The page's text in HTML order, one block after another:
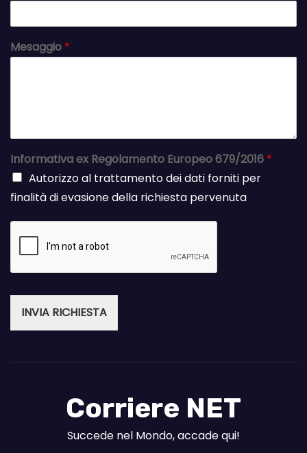
Mesaggio *
Informativa ex Regolamento Europeo 679/2016 *
Autorizzo al trattamento dei dati forniti per
finalità di evasione della richiesta pervenuta
INVIA RICHIESTA
Corriere NET
Succede nel Mondo, accade qui!